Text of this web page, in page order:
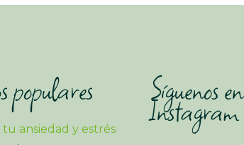
populares
tu ansiedad y estrés
Síguenos en
Instagram